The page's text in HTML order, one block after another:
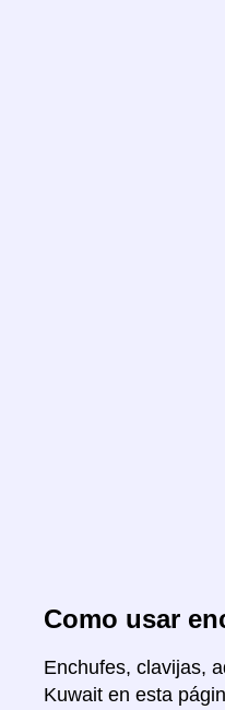
Como usar
Enchufes, clavijas,
Kuwait en esta